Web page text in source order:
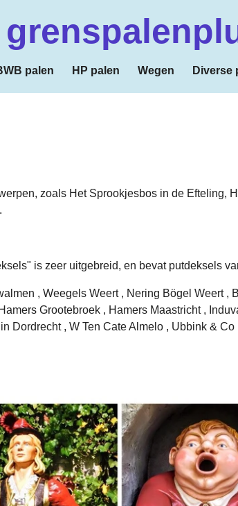
palen HP palen Wegen Diverse
zoals Het Sprookjesbos in de Efteling,
is zeer uitgebreid, en bevat putdeksels
, Weegels Weert , Nering Bögel Weert
Grootebroek , Hamers Maastricht ,
Dordrecht , W Ten Cate Almelo , Ubbink &